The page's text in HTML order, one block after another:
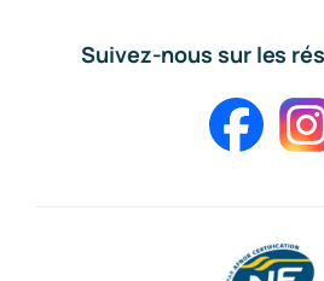
Suivez-nous sur les